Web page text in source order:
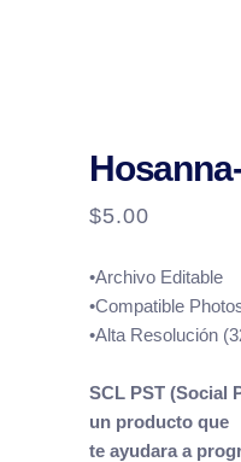
$5.00
•Archivo Editable
•Compatible
•Alta Resolución
SCL PST (Social
un producto que
te ayudara a